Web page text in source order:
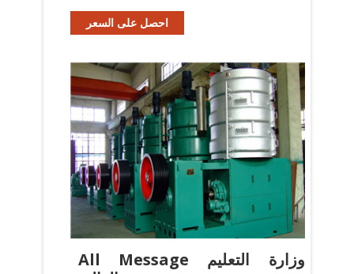
fragrances that are synonymous with luxury. Gold
Incense
احصل على السعر
All Message وزارة التعليم